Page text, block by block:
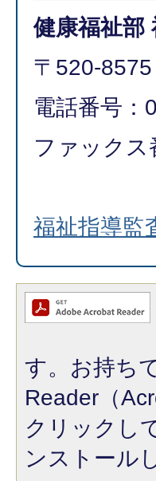
健康福祉部
〒520-
電話番号：
ファックス
福祉指導監
す。お持ち
Reader（
クリックし
ンストール